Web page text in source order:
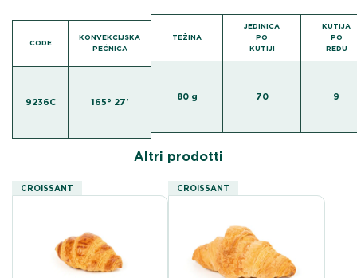
CODE
KONVEKCIJSKA
PEĆNICA
9236C 165° 27'
TEŽINA
JEDINICA
PO
KUTIJI
KUTIJA
PO
REDU
80 g 70 9
Altri prodotti
CROISSANT CROISSANT